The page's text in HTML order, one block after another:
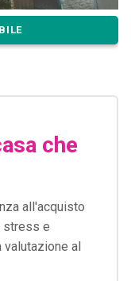
che
all'acquisto
stress e
valutazione al